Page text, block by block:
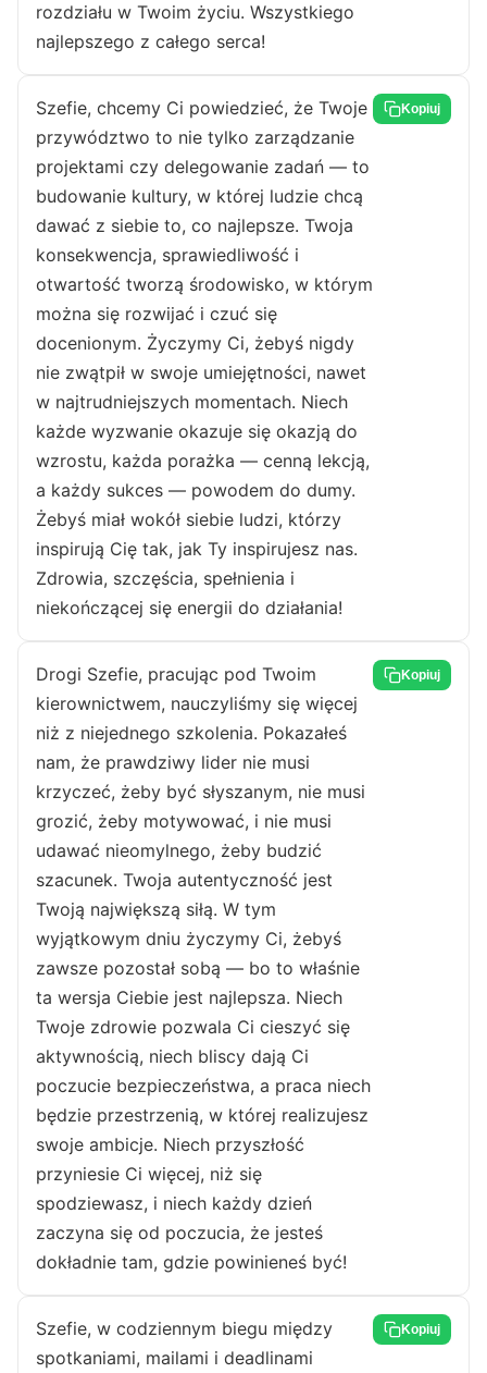
rozdziału w Twoim życiu. Wszystkiego
najlepszego z całego serca!
Szefie, chcemy Ci powiedzieć, że Twoje
przywództwo to nie tylko zarządzanie
projektami czy delegowanie zadań — to
budowanie kultury, w której ludzie chcą
dawać z siebie to, co najlepsze. Twoja
konsekwencja, sprawiedliwość i
otwartość tworzą środowisko, w którym
można się rozwijać i czuć się
docenionym. Życzymy Ci, żebyś nigdy
nie zwątpił w swoje umiejętności, nawet
w najtrudniejszych momentach. Niech
każde wyzwanie okazuje się okazją do
wzrostu, każda porażka — cenną lekcją,
a każdy sukces — powodem do dumy.
Żebyś miał wokół siebie ludzi, którzy
inspirują Cię tak, jak Ty inspirujesz nas.
Zdrowia, szczęścia, spełnienia i
niekończącej się energii do działania!
Kopiuj
Drogi Szefie, pracując pod Twoim
kierownictwem, nauczyliśmy się więcej
niż z niejednego szkolenia. Pokazałeś
nam, że prawdziwy lider nie musi
krzyczeć, żeby być słyszanym, nie musi
grozić, żeby motywować, i nie musi
udawać nieomylnego, żeby budzić
szacunek. Twoja autentyczność jest
Twoją największą siłą. W tym
wyjątkowym dniu życzymy Ci, żebyś
zawsze pozostał sobą — bo to właśnie
ta wersja Ciebie jest najlepsza. Niech
Twoje zdrowie pozwala Ci cieszyć się
aktywnością, niech bliscy dają Ci
poczucie bezpieczeństwa, a praca niech
będzie przestrzenią, w której realizujesz
swoje ambicje. Niech przyszłość
przyniesie Ci więcej, niż się
spodziewasz, i niech każdy dzień
zaczyna się od poczucia, że jesteś
dokładnie tam, gdzie powinieneś być!
Kopiuj
Szefie, w codziennym biegu między
spotkaniami, mailami i deadlinami
Kopiuj